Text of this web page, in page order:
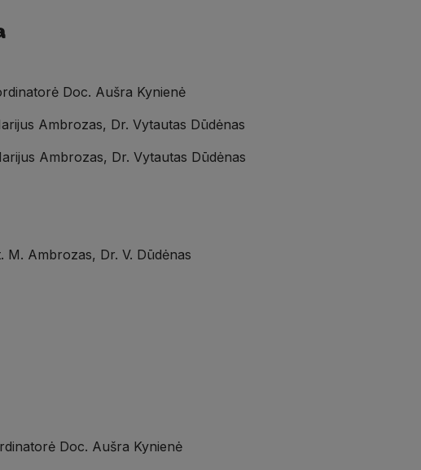
Doc. Aušra Kynienė
Ambrozas, Dr. Vytautas Dūdėnas
Ambrozas, Dr. Vytautas Dūdėnas
Ambrozas, Dr. V. Dūdėnas
Doc. Aušra Kynienė